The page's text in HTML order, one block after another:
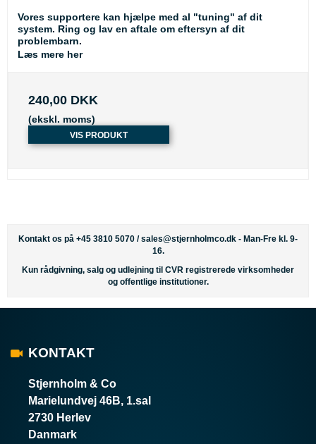
Vores supportere kan hjælpe med al "tuning" af dit
system. Ring og lav en aftale om eftersyn af dit
problembarn.
Læs mere her
240,00 DKK
(ekskl. moms)
VIS PRODUKT
Kontakt os på +45 3810 5070 /sales@stjernholmco.dk - Man-Fre kl. 9-
16.
Kun rådgivning, salg og udlejning til CVR registrerede virksomheder
og offentlige institutioner.
KONTAKT
Stjernholm & Co
Marielundvej 46B, 1.sal
2730 Herlev
Danmark